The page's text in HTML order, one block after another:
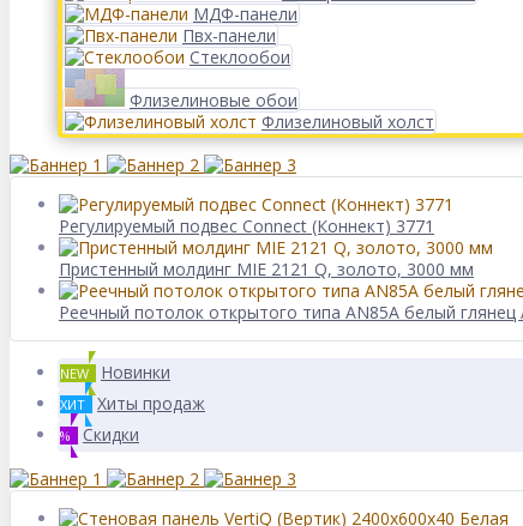
МДФ-панели
Пвх-панели
Стеклообои
Флизелиновые обои
Флизелиновый холст
Регулируемый подвес Connect (Коннект) 3771
Пристенный молдинг MIE 2121 Q, золото, 3000 мм
Реечный потолок открытого типа AN85A белый
NEW Новинки
ХИТ Хиты продаж
% Скидки